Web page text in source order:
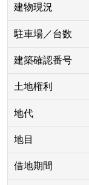
建物現況
駐車場／台数
建築確認番号
土地権利
地代
地目
借地期間